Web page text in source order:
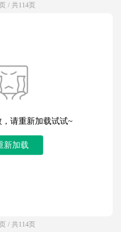
/ 共114页
请重新加载试试~
新加载
/ 共114页